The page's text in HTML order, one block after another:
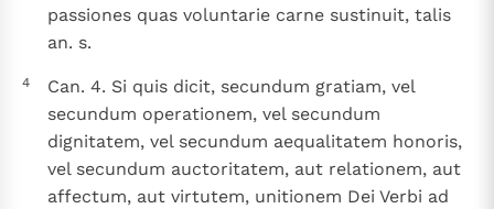
passiones quas voluntarie carne sustinuit, talis
an. s.
4
Can. 4. Si quis dicit, secundum gratiam, vel
secundum operationem, vel secundum
dignitatem, vel secundum aequalitatem honoris,
vel secundum auctoritatem, aut relationem, aut
affectum, aut virtutem, unitionem Dei Verbi ad